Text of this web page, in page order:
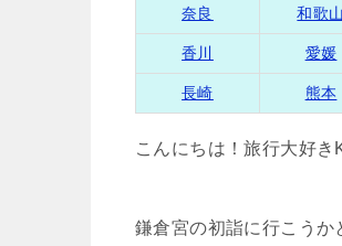
奈良 和歌山
香川 愛媛
長崎 熊本
こんにちは！旅行大好き
鎌倉宮の初詣に行こうか